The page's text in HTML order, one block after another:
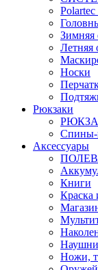
Зимняя
Летняя
Носки
Рюкзаки
Спины-
Аксессуары
Книги
Краска
Ножи,